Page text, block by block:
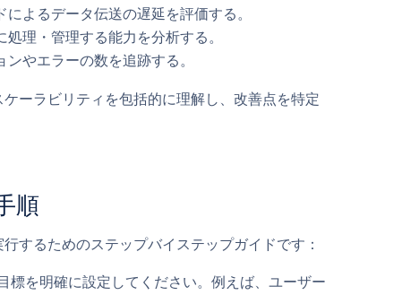
よるデータ伝送の遅延を評価する。
理・管理する能力を分析する。
やエラーの数を追跡する。
ーラビリティを包括的に理解し、改善点を特定
順
するためのステップバイステップガイドです：
標を明確に設定してください。例えば、ユーザー